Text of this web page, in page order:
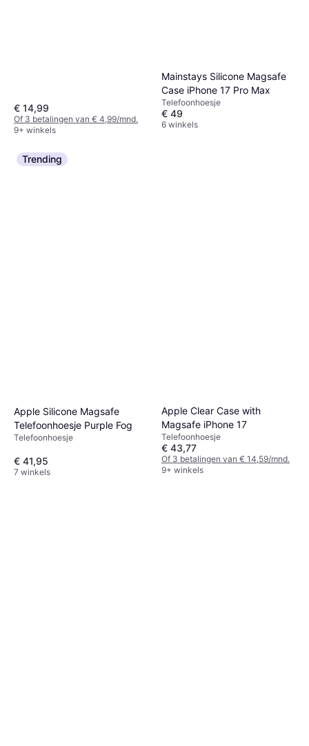
€ 14,99
Of 3 betalingen van € 4,99/mnd.
9+ winkels
Mainstays Silicone Magsafe
Case iPhone 17 Pro Max
Telefoonhoesje
€ 49
6 winkels
Trending
Apple Silicone Magsafe
Telefoonhoesje Purple Fog
Telefoonhoesje
€ 41,95
7 winkels
Apple Clear Case with
Magsafe iPhone 17
Telefoonhoesje
€ 43,77
Of 3 betalingen van € 14,59/mnd.
9+ winkels